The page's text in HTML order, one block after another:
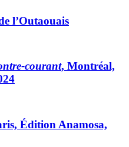
l’Outaouais
courant, Montréal,
Édition Anamosa,